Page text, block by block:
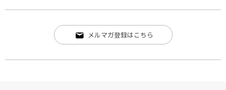
メルマガ登録はこちら